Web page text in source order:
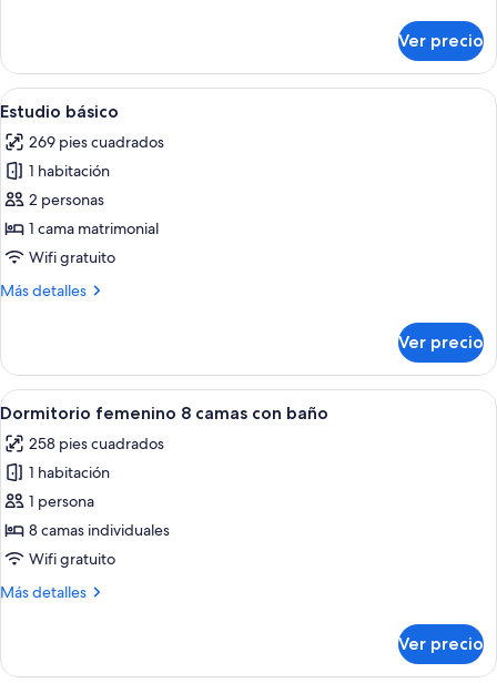
camas
individuales
superior
con
2
individuales
Ver precio
Abrir
todas
las
fotos
de
Estudio
básico
Un dormitorio moderno con una
11
Estudio básico
269 pies cuadrados
1 habitación
2 personas
1 cama matrimonial
Wifi gratuito
Más detalles
Más
básico
Ver precio
Abrir
todas
las
fotos
de
Dormitorio
femenino
camas
Un pasillo con un banco de madera,
5
Dormitorio femenino 8 camas con baño
258 pies cuadrados
1 habitación
1 persona
8 camas individuales
Wifi gratuito
Más detalles
Más
femenino
Ver precio